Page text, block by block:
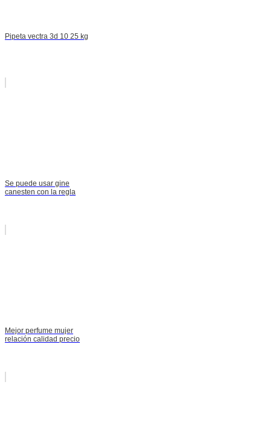
Pipeta vectra 3d 10 25 kg
Se puede usar gine
canesten con la regla
Mejor perfume mujer
relación calidad precio